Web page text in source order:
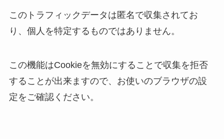
このトラフィックデータは匿名で収集されてお
り、個人を特定するものではありません。
この機能はCookieを無効にすることで収集を拒否
することが出来ますので、お使いのブラウザの設
定をご確認ください。